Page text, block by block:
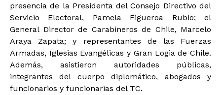
presencia de la Presidenta del Consejo Directivo del
Servicio Electoral, Pamela Figueroa Rubio; el
General Director de Carabineros de Chile, Marcelo
Araya Zapata; y representantes de las Fuerzas
Armadas, Iglesias Evangélicas y Gran Logia de Chile.
Además, asistieron autoridades públicas,
integrantes del cuerpo diplomático, abogados y
funcionarios y funcionarias del TC.